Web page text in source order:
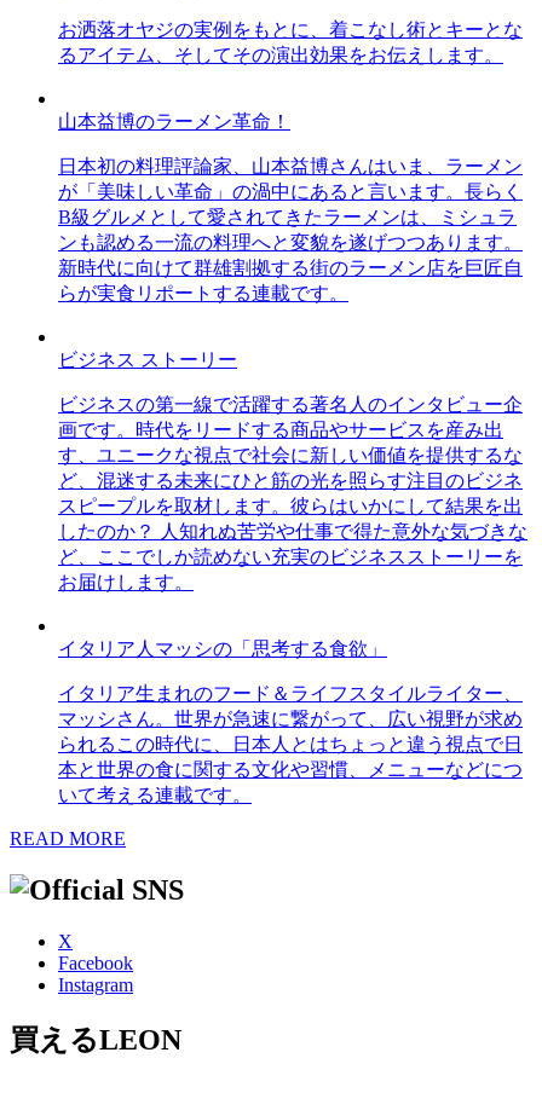
お洒落オヤジの実例をもとに、着こなし術とキーとな
るアイテム、そしてその演出効果をお伝えします。
山本益博のラーメン革命！
日本初の料理評論家、山本益博さんはいま、ラーメン
が「美味しい革命」の渦中にあると言います。長らく
B級グルメとして愛されてきたラーメンは、ミシュラ
ンも認める一流の料理へと変貌を遂げつつあります。
新時代に向けて群雄割拠する街のラーメン店を巨匠自
らが実食リポートする連載です。
ビジネス ストーリー
ビジネスの第一線で活躍する著名人のインタビュー企
画です。時代をリードする商品やサービスを産み出
す、ユニークな視点で社会に新しい価値を提供するな
ど、混迷する未来にひと筋の光を照らす注目のビジネ
スピープルを取材します。彼らはいかにして結果を出
したのか？ 人知れぬ苦労や仕事で得た意外な気づきな
ど、ここでしか読めない充実のビジネスストーリーを
お届けします。
イタリア人マッシの「思考する食欲」
イタリア生まれのフード＆ライフスタイルライター、
マッシさん。世界が急速に繋がって、広い視野が求め
られるこの時代に、日本人とはちょっと違う視点で日
本と世界の食に関する文化や習慣、メニューなどにつ
いて考える連載です。
READ MORE
X
Facebook
Instagram
買えるLEON